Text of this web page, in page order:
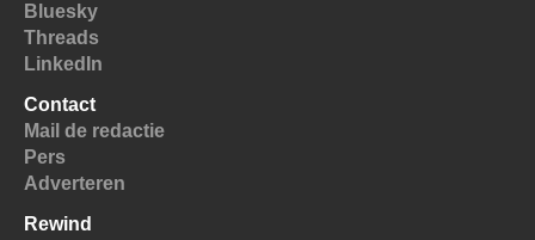
Bluesky
Threads
LinkedIn
Contact
Mail de redactie
Pers
Adverteren
Rewind